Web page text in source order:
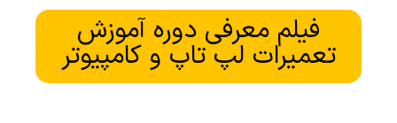
فیلم معرفی دوره آموزش
تعمیرات لپ تاپ و کامپیوتر